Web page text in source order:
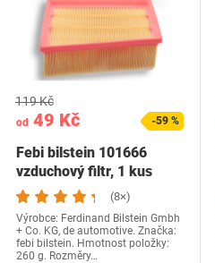
od 49 Kč
119 Kč
-59 %
Febi bilstein 101666
vzduchový filtr, 1 kus
(8×)
Výrobce: Ferdinand Bilstein Gmbh
+ Co. KG, de automotive. Značka:
febi bilstein. Hmotnost položky:
260 g. Rozměry…